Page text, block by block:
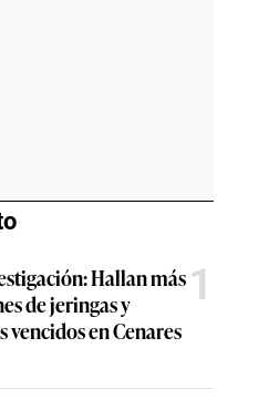
Hallan más
de jeringas y
en Cenares
1